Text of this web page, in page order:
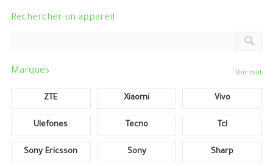
Rechercher un appareil
Marques Voir tout
ZTE Xiaomi Vivo
Ulefones Tecno Tcl
Sony Ericsson Sony Sharp